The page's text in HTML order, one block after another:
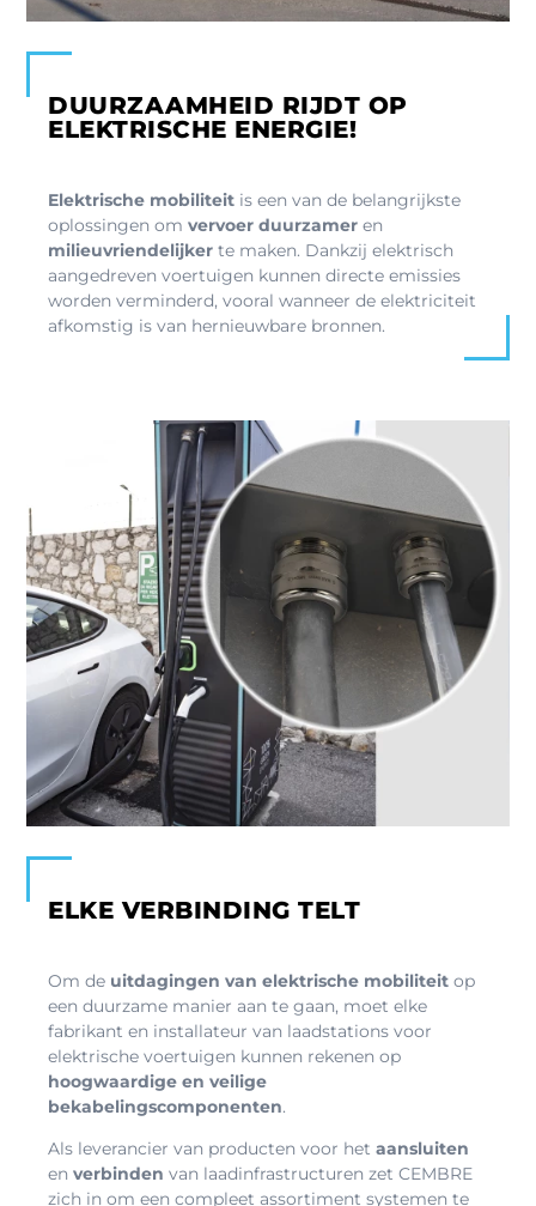
DUURZAAMHEID RIJDT OP
ELEKTRISCHE ENERGIE!
Elektrische mobiliteit is een van de belangrijkste
oplossingen om vervoer duurzamer en
milieuvriendelijker te maken. Dankzij elektrisch
aangedreven voertuigen kunnen directe emissies
worden verminderd, vooral wanneer de elektriciteit
afkomstig is van hernieuwbare bronnen.
ELKE VERBINDING TELT
Om de uitdagingen van elektrische mobiliteit op
een duurzame manier aan te gaan, moet elke
fabrikant en installateur van laadstations voor
elektrische voertuigen kunnen rekenen op
hoogwaardige en veilige
bekabelingscomponenten.
Als leverancier van producten voor het aansluiten
en verbinden van laadinfrastructuren zet CEMBRE
zich in om een compleet assortiment systemen te